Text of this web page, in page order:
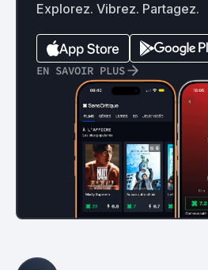
Explorez. Vibrez. Partagez.
EN SAVOIR PLUS